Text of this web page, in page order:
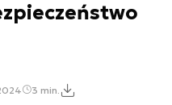
3 min.